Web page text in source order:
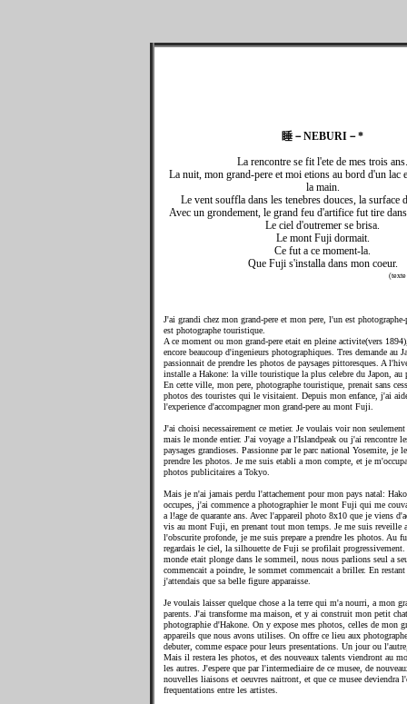
睡－NEBURI－*
La rencontre se fit l'ete de mes trois ans.
La nuit, mon grand-pere et moi etions au bord d'un lac
la main.
Le vent souffla dans les tenebres douces, la surface
Avec un grondement, le grand feu d'artifice fut tire
Le ciel d'outremer se brisa.
Le mont Fuji dormait.
Ce fut a ce moment-la.
Que Fuji s'installa dans mon coeur.
J'ai grandi chez mon grand-pere et mon pere, l'un est
est photographe touristique.
A ce moment ou mon grand-pere etait en pleine activite(vers
encore beaucoup d'ingenieurs photographiques. Tres demande au
passionnait de prendre les photos de paysages pittoresques. A
installe a Hakone: la ville touristique la plus celebre du Japon,
En cette ville, mon pere, photographe touristique, prenait sans
photos des touristes qui le visitaient. Depuis mon enfance, j'ai
l'experience d'accompagner mon grand-pere au mont Fuji.
J'ai choisi necessairement ce metier. Je voulais voir non
mais le monde entier. J'ai voyage a l'Islandpeak ou j'ai rencontre
paysages grandioses. Passionne par le parc national Yosemite, je
prendre les photos. Je me suis etabli a mon compte, et je
photos publicitaires a Tokyo.
Mais je n'ai jamais perdu l'attachement pour mon pays natal:
occupes, j'ai commence a photographier le mont Fuji qui me
a l!age de quarante ans. Avec l'appareil photo 8x10 que je viens
vis au mont Fuji, en prenant tout mon temps. Je me suis reveille
l'obscurite profonde, je me suis prepare a prendre les photos. Au
regardais le ciel, la silhouette de Fuji se profilait progressivement.
monde etait plonge dans le sommeil, nous nous parlions seul a
commencait a poindre, le sommet commencait a briller. En
j'attendais que sa belle figure apparaisse.
Je voulais laisser quelque chose a la terre qui m'a nourri, a mon
parents. J'ai transforme ma maison, et y ai construit mon petit
photographie d'Hakone. On y expose mes photos, celles de mon
appareils que nous avons utilises. On offre ce lieu aux
debuter, comme espace pour leurs presentations. Un jour ou
Mais il restera les photos, et des nouveaux talents viendront au
les autres. J'espere que par l'intermediaire de ce musee, de
nouvelles liaisons et oeuvres naitront, et que ce musee deviendra
frequentations entre les artistes.